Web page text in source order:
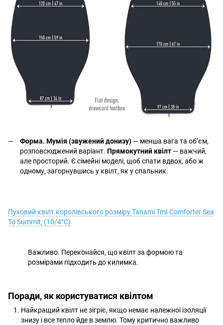
Форма. Мумія (звужений донизу) — менша вага та об’єм,
розповсюджений варіант. Прямокутний квілт — важчий,
але просторий. Є сімейні моделі, щоб спати вдвох, або ж
одному, загорнувшись у квілт, як у спальник.
Пуховий квілт королівського розміру Tanami TmI Comforter Sea
To Summit, (10/4°C)
Важливо. Переконайся, що квілт за формою та
розмірами підходить до килимка.
Поради, як користуватися квілтом
Найкращий квілт не зігріє, якщо немає належної ізоляції
знизу і все тепло йде в землю. Тому критично важливо